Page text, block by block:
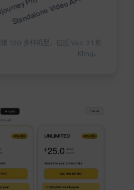
100 多种机型，包括 Veo 3.1 和
Kling。.